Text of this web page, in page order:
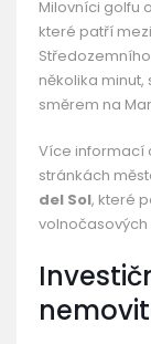
Milovníci golfu
které patří
několika
směrem na
Více informací
stránkách
del Sol, které
volnočasových